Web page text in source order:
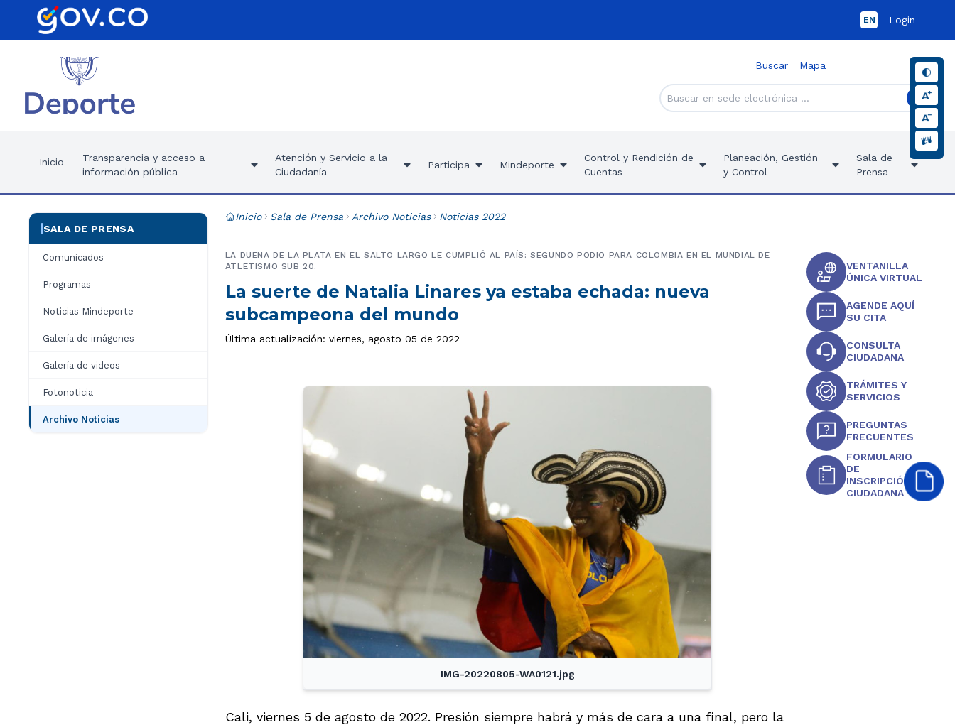
EN Login
Buscar Mapa
Inicio
Transparencia y acceso a
información pública
Atención y Servicio a la
Ciudadanía
Participa Mindeporte
Control y Rendición de
Cuentas
Planeación, Gestión
y Control
Sala de
Prensa
SALA DE PRENSA
Comunicados
Programas
Noticias Mindeporte
Galería de imágenes
Galería de videos
Fotonoticia
Archivo Noticias
Inicio Sala de Prensa Archivo Noticias Noticias 2022
La suerte de Natalia Linares ya estaba echada: nueva
subcampeona del mundo
LA DUEÑA DE LA PLATA EN EL SALTO LARGO LE CUMPLIÓ AL PAÍS: SEGUNDO PODIO PARA COLOMBIA EN EL MUNDIAL DE
ATLETISMO SUB 20.
Última actualización: viernes, agosto 05 de 2022
IMG-20220805-WA0121.jpg
Cali, viernes 5 de agosto de 2022. Presión siempre habrá y más de cara a una final, pero la
VENTANILLA
ÚNICA VIRTUAL
AGENDE AQUÍ
SU CITA
CONSULTA
CIUDADANA
TRÁMITES Y
SERVICIOS
PREGUNTAS
FRECUENTES
FORMULARIO
DE
INSCRIPCIÓN
CIUDADANA